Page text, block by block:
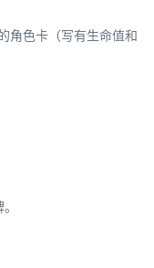
角色卡（写有生命值和